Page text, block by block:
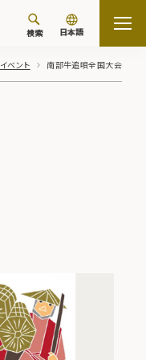
検索 日本語
イベント 南部牛追唄全国大会